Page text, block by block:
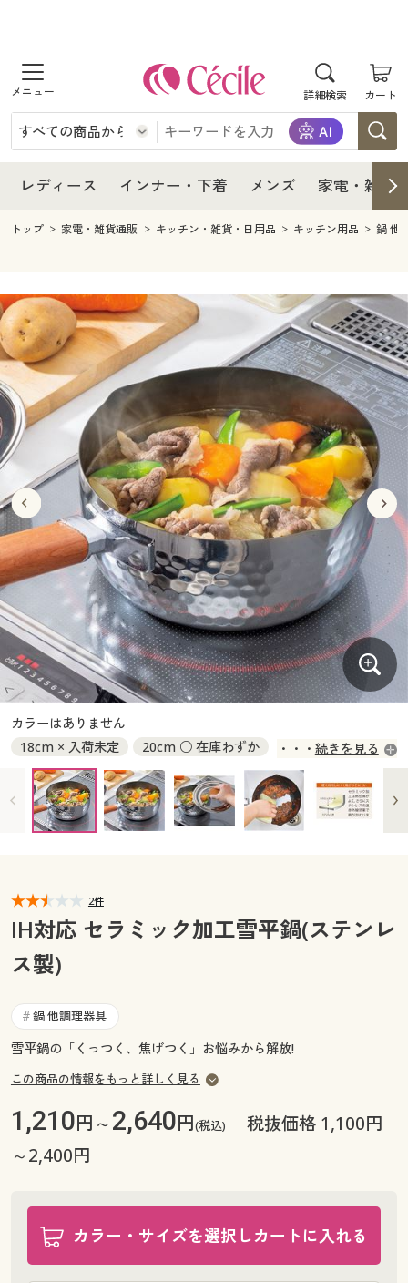
詳細検索 カート
商品を探す
レディース
レディースファッション
インナー・下着
インナー・下着通販すべて
メンズ下着
ジュニア・ティーンズ下着
メンズ
メンズファッション
メンズ下着
家電・雑貨すべて
家電
キッチン・雑貨・日用品
寝具・インテリア・家具
寝具・インテリア・家具通販すべて
家具・収納
寝具・ベッド
カーテン・ラグ・ファブリック
美容・健康
美容・健康通販すべて
美容・健康・サプリメント
制服・スクール
制服・スクールすべて
制服・学生服
ジュニア・ティーンズ下着
大きいサイズ
大きいサイズ通販すべて
大きいサイズ レディース服
大きいサイズ レディース下着
大きいサイズ メンズ
大きいサイズ 事務・制服
バーゲン
バーゲンセール
シークレットセール
詳細検索
商品カテゴリ一覧
カタログ
カタログ・チラシからのご注文
デジタルカタログ
カタログ無料プレゼント
マイページ
閲覧履歴
お気に入り
サポート
よくある質問とお問い合わせ
レディース インナー・下着 メンズ 家電・雑貨
レディース
レディース通販すべて
レディースファッション
インナー・下着
インナー・下着通販すべて
ジュニア・ティーンズ下着
メンズ
メンズ下着
家電
キッチン・雑貨・日用品
寝具・インテリア・家具通販すべて
家具・収納
寝具・ベッド
カーテン・ラグ・ファブリック
美容・健康
美容・健康通販すべて
美容・健康・サプリメント
制服・スクール
制服・スクールすべて
制服・学生服
ジュニア・ティーンズ下着
大きいサイズ
大きいサイズ通販すべて
大きいサイズ レディース服
大きいサイズ レディース下着
大きいサイズ メンズ
大きいサイズ 事務・制服
バーゲン
バーゲンセール
シークレットセール
詳細検索
商品カテゴリ一覧
カタログ
カタログ・チラシからのご注文
デジタルカタログ
カタログ無料プレゼント
会員メニュー
閲覧履歴
お気に入り
ご利用ガイド
よくある質問とお問い合わせ
トップ 家電・雑貨通販 キッチン・雑貨・日用品 キッチン用品 鍋 他
カラーはありません
18cm × 入荷未定
20cm ○ 在庫わずか
A(蓋/16～20cm用) × 入荷未定
続きを見る
2件
IH対応 セラミック加工雪平鍋(ステンレ
ス製)
# 鍋 他調理器具
雪平鍋の「くっつく、焦げつく」お悩みから解放!
この商品の情報をもっと詳しく見る
1,210円～2,640円(税込)
税抜価格 1,100円
～2,400円
カラー・サイズを選択しカートに入れる